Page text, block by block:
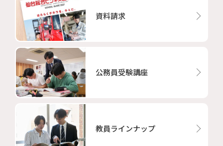
資料請求
公務員受験講座
教員ラインナップ